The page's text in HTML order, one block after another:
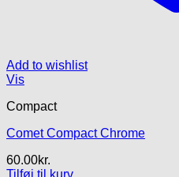
Add to wishlist
Vis
Compact
Comet Compact Chrome
60.00kr.